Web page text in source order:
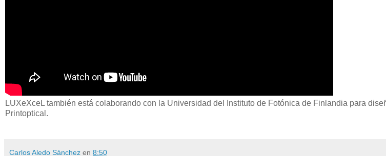
LUXeXceL también está colaborando con la Universidad del Instituto de Fotónica de Finlandia para
Printoptical.
Carlos Aledo Sánchez en 8:50